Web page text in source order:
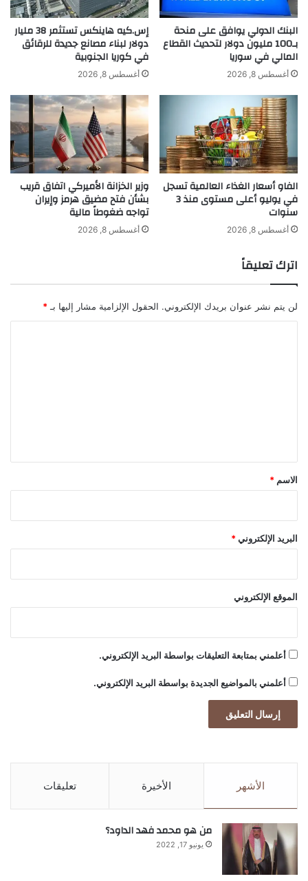
khabar3ajeldubai.com — إقبال على السيارات الكهربائية
في بوليفيا بسبب ارتفاع أسعار الوقود
بوليفيا
2
م
ل
ي
ا
د
ر
ل
ب
ا
ك
س
ن
ط
ر
ق
ا
ل
ل
ل
ن
ف
ط
ا
خ
ا
م
م
ن
البنك الدولي يوافق على منحة
بـ100 مليون دولار لتحديث القطاع
المالي في سوريا
أغسطس 8, 2026
إس.كيه هاينكس تستثمر 38 مليار
دولار لبناء مصانع جديدة للرقائق
في كوريا الجنوبية
أغسطس 8, 2026
الفاو أسعار الغذاء العالمية تسجل
في يوليو أعلى مستوى منذ 3
سنوات
أغسطس 8, 2026
وزير الخزانة الأميركي اتفاق قريب
بشأن فتح مضيق هرمز وإيران
تواجه ضغوطاً مالية
أغسطس 8, 2026
اترك تعليقاً
لن يتم نشر عنوان بريدك الإلكتروني. الحقول الإلزامية مشار إليها بـ *
*
الاسم *
البريد الإلكتروني*
الموقع الإلكتروني
أعلمني بمتابعة التعليقات بواسطة البريد الإلكتروني.
أعلمني بالمواضيع الجديدة بواسطة البريد الإلكتروني.
الأشهر الأخيرة تعليقات
من هو محمد فهد الداود؟
يونيو 17, 2022